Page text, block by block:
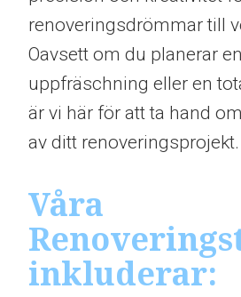
renoveringsdrömmar till
Oavsett om du planerar
uppfräschning eller en
är vi här för att ta hand
av ditt renoveringsprojekt.
Våra
inkluderar: